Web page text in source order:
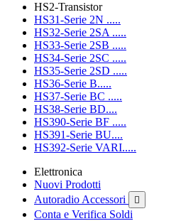
HS2-Transistor
HS31-Serie 2N .....
HS32-Serie 2SA .....
HS33-Serie 2SB .....
HS34-Serie 2SC .....
HS35-Serie 2SD .....
HS36-Serie B.....
HS37-Serie BC .....
HS38-Serie BD....
HS390-Serie BF .....
HS391-Serie BU....
HS392-Serie VARI.....
Elettronica
Nuovi Prodotti
Autoradio Accessori

Conta e Verifica Soldi